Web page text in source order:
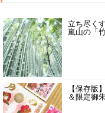
立ち尽く
嵐山の「
【保存版
＆限定御